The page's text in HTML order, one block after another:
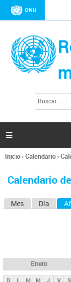
ONU
l
d
s

Se
usted
Inicio›Calendario›
Calendario
s
Mes Día
Enero
D L M M J V
S